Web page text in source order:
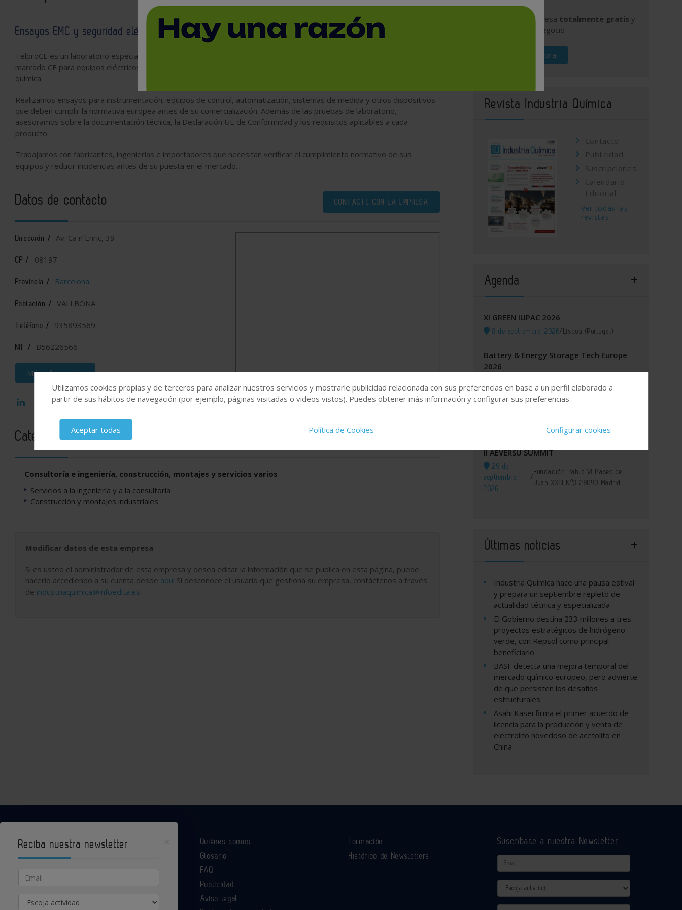
Ensayos EMC y seguridad eléctrica para equipos e instrumentación de la industria química.
TelproCE es un laboratorio especializado en ensayos de compatibilidad electromagnética (EMC), seguridad eléctrica y
marcado CE para equipos eléctricos y electrónicos utilizados en distintos sectores industriales, incluida la industria
química.
Realizamos ensayos para instrumentación, equipos de control, automatización, sistemas de medida y otros dispositivos
que deben cumplir la normativa europea antes de su comercialización. Además de las pruebas de laboratorio,
asesoramos sobre la documentación técnica, la Declaración UE de Conformidad y los requisitos aplicables a cada
producto.
Trabajamos con fabricantes, ingenierías e importadores que necesitan verificar el cumplimiento normativo de sus
equipos y reducir incidencias antes de su puesta en el mercado.
Datos de contacto CONTACTE CON LA EMPRESA
Dirección / Av. Ca n´Enric, 39
CP / 08197
Provincia / Barcelona
Población / VALLBONA
Teléfono / 935893569
NIF / B56226566
Más información
Categorías
Consultoría e ingeniería, construcción, montajes y servicios varios
Servicios a la ingeniería y a la consultoría
Construcción y montajes industriales
Modificar datos de esta empresa
Si es usted el administrador de esta empresa y desea editar la información que se publica en esta página, puede
hacerlo accediendo a su cuenta desde aquí Si desconoce el usuario que gestiona su empresa, contáctenos a través
de industriaquimica@infoedita.es.
Publique su empresa totalmente gratis y
promocione su negocio
Regístrese ahora
Revista Industria Química
Contacto
Publicidad
Suscripciones
Calendario
Editorial
Ver todas las
revistas
Agenda
XI GREEN IUPAC 2026
8 de septiembre, 2026/Lisboa (Portugal)
Battery & Energy Storage Tech Europe
2026
Itinerario Formativo Especializado para
14 de septiembre, 2026/Online
II AEVERSU SUMMIT
29 de
septiembre,
2026
/
Fundación Pablo VI Paseo de
Juan XXIII Nº3 28040 Madrid
Últimas noticias
Industria Química hace una pausa estival
y prepara un septiembre repleto de
actualidad técnica y especializada
El Gobierno destina 233 millones a tres
proyectos estratégicos de hidrógeno
verde, con Repsol como principal
beneficiario
BASF detecta una mejora temporal del
mercado químico europeo, pero advierte
de que persisten los desafíos
estructurales
Asahi Kasei firma el primer acuerdo de
licencia para la producción y venta de
electrolito novedoso de acetolito en
China
Quiénes somos
Glosario
FAQ
Publicidad
Aviso legal
Formación
Histórico de Newsletters
Suscríbase a nuestra Newsletter
Email
Actividad
Utilizamos cookies propias y de terceros para analizar nuestros servicios y mostrarle publicidad relacionada con sus preferencias en base a un perfil elaborado a
partir de sus hábitos de navegación (por ejemplo, páginas visitadas o videos vistos). Puedes obtener más información y configurar sus preferencias.
Aceptar todas Política de Cookies Configurar cookies
Reciba nuestra newsletter
Email
Actividad